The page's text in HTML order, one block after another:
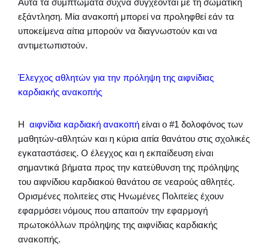
εξάντληση. Μία ανακοπή μπορεί να προληφθεί εάν τα
υποκείμενα αίτια μπορούν να διαγνωστούν και να
αντιμετωπιστούν.
Έλεγχος αθλητών για την πρόληψη της αιφνίδιας
καρδιακής ανακοπής
Η αιφνίδια καρδιακή ανακοπή είναι ο #1 δολοφόνος των
μαθητών-αθλητών και η κύρια αιτία θανάτου στις σχολικές
εγκαταστάσεις. Ο έλεγχος και η εκπαίδευση είναι
σημαντικά βήματα προς την κατεύθυνση της πρόληψης
του αιφνίδιου καρδιακού θανάτου σε νεαρούς αθλητές.
Ορισμένες πολιτείες στις Ηνωμένες Πολιτείες έχουν
εφαρμόσει νόμους που απαιτούν την εφαρμογή
πρωτοκόλλων πρόληψης της αιφνίδιας καρδιακής
ανακοπής.